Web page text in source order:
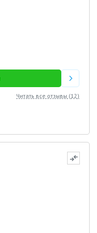
Читать все отзывы (12)